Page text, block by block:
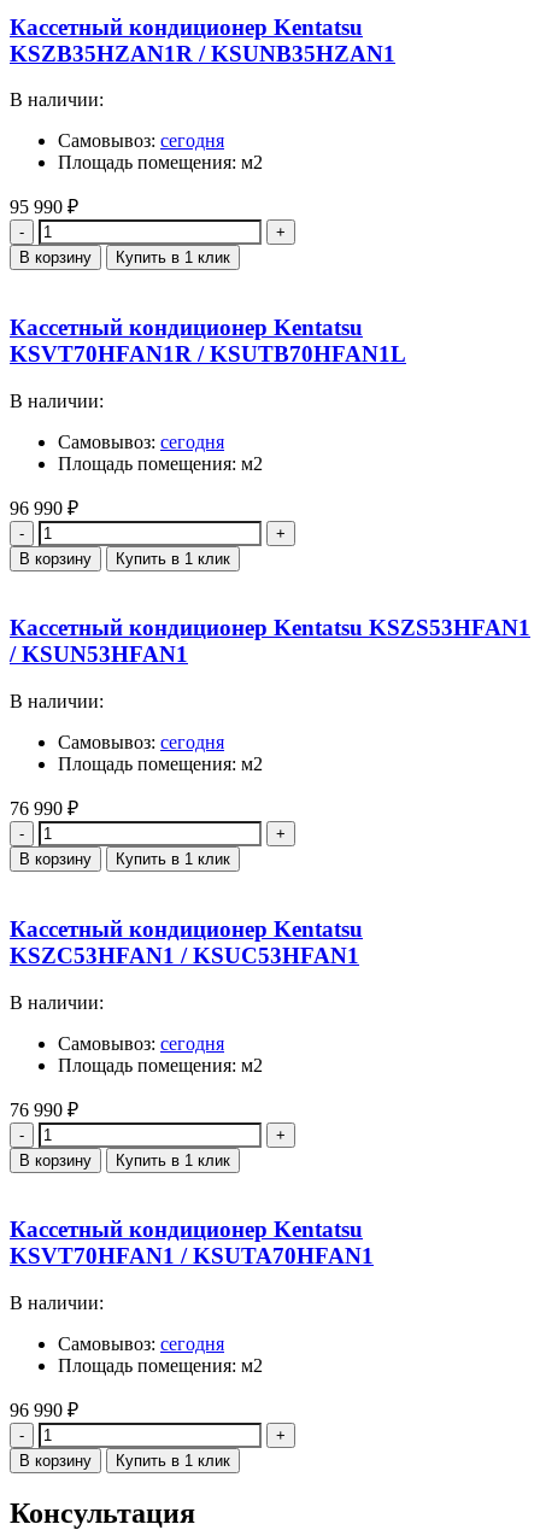
Кассетный кондиционер Kentatsu
KSZB35HZAN1R / KSUNB35HZAN1
В наличии:
Самовывоз: сегодня
Площадь помещения: м2
95 990 ₽
Количество
В корзину Купить в 1 клик
Кассетный кондиционер Kentatsu
KSVT70HFAN1R / KSUTB70HFAN1L
В наличии:
Самовывоз: сегодня
Площадь помещения: м2
96 990 ₽
Количество
В корзину Купить в 1 клик
Кассетный кондиционер Kentatsu KSZS53HFAN1
/ KSUN53HFAN1
В наличии:
Самовывоз: сегодня
Площадь помещения: м2
76 990 ₽
Количество
В корзину Купить в 1 клик
Кассетный кондиционер Kentatsu
KSZC53HFAN1 / KSUC53HFAN1
В наличии:
Самовывоз: сегодня
Площадь помещения: м2
76 990 ₽
Количество
В корзину Купить в 1 клик
Кассетный кондиционер Kentatsu
KSVT70HFAN1 / KSUTA70HFAN1
В наличии:
Самовывоз: сегодня
Площадь помещения: м2
96 990 ₽
Количество
В корзину Купить в 1 клик
Консультация